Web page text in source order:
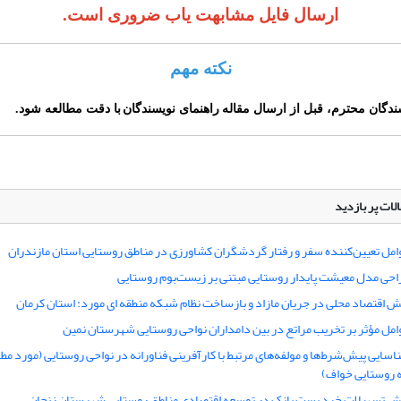
ارسال فایل مشابهت یاب ضروری است.
نکته مهم
محترم، قبل از ارسال مقاله راهنمای نویسندگان با دقت مطالعه شود.
پر بازدید
تعیین‌کننده سفر و رفتار گردشگران کشاورزی در مناطق روستایی استان مازندران
مدل معیشت پایدار روستایی مبتنی بر زیست‌بوم روستایی
اقتصاد محلی در جریان مازاد و بازساخت نظام شبکه منطقه ای مورد: استان کرمان
مؤثر بر تخریب مراتع در بین دامداران نواحی روستایی شهرستان نمین
پیش‌شرط‌ها و مولفه‌های مرتبط با کارآفرینی فناورانه در نواحی روستایی (مورد
روستایی خواف)